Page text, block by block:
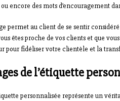
encore des mots d’encouragement
permet au client de se sentir
êtes proche de vos clients et que
pour fidéliser votre clientèle et la
de l’étiquette
personnalisée représente un